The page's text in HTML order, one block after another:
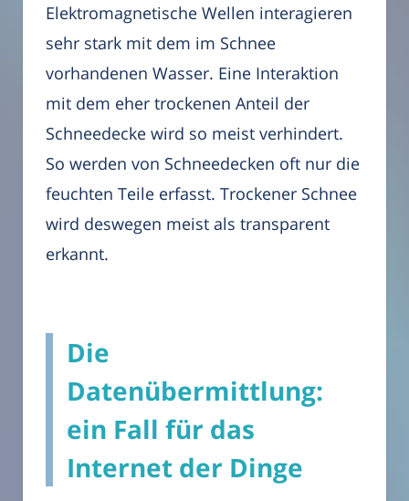
Elektromagnetische Wellen interagieren
sehr stark mit dem im Schnee
vorhandenen Wasser. Eine Interaktion
mit dem eher trockenen Anteil der
Schneedecke wird so meist verhindert.
So werden von Schneedecken oft nur die
feuchten Teile erfasst. Trockener Schnee
wird deswegen meist als transparent
erkannt.
Die
Datenübermittlung:
ein Fall für das
Internet der Dinge